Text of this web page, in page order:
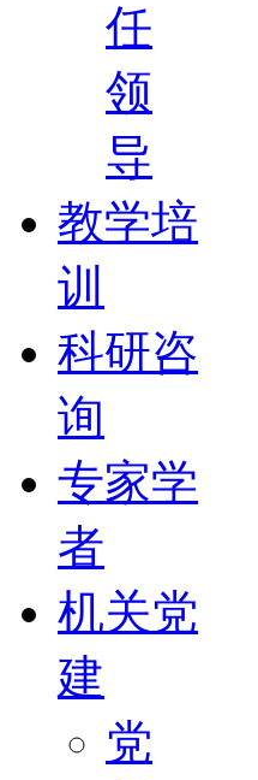
任
领
导
教学培
训
科研咨
询
专家学
者
机关党
建
党